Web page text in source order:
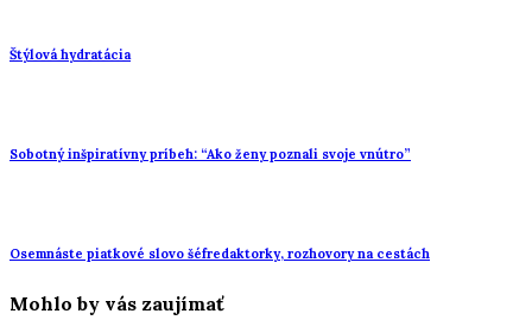
Štýlová hydratácia
Sobotný inšpiratívny príbeh: “Ako ženy poznali svoje vnútro”
Osemnáste piatkové slovo šéfredaktorky, rozhovory na cestách
Mohlo by vás zaujímať